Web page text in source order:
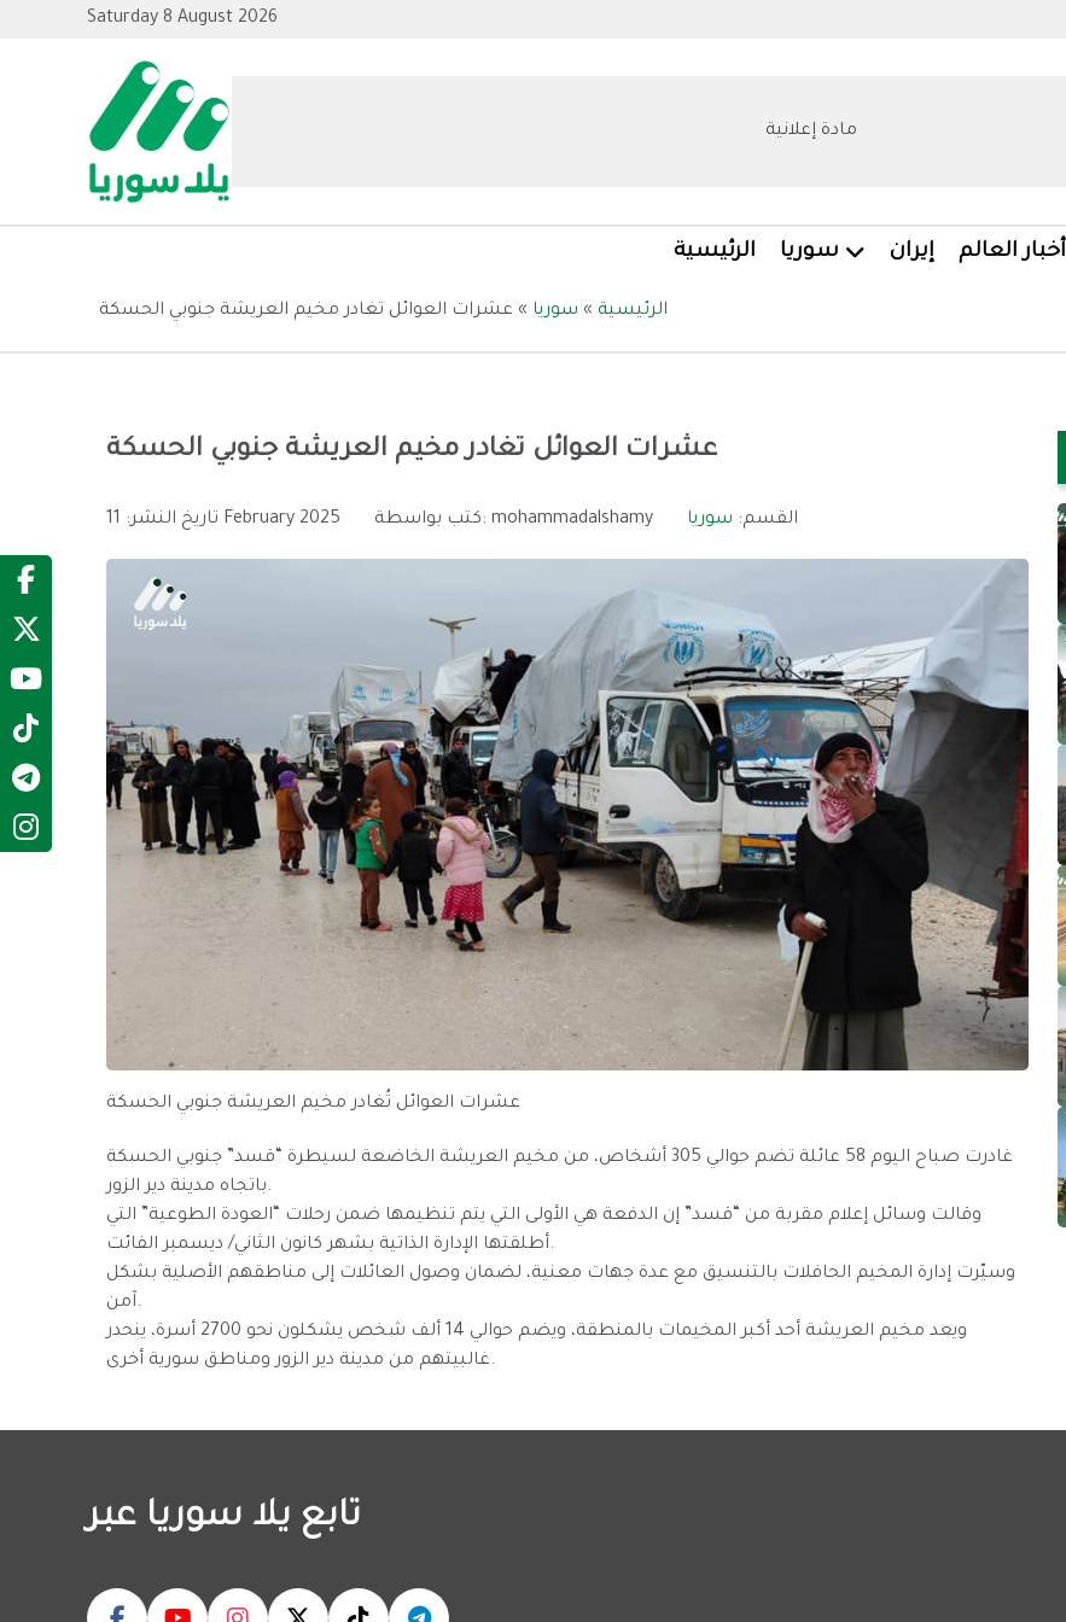
Saturday 8 August 2026
مادة إعلانية
الرئيسية سوريا إيران أخبار العالم
الرئيسية » سوريا » عشرات العوائل تغادر مخيم العريشة جنوبي الحسكة
عشرات العوائل تغادر مخيم العريشة جنوبي الحسكة
تاريخ النشر: 11 February 2025 كتب بواسطة: mohammadalshamy القسم: سوريا
عشرات العوائل تُغادر مخيم العريشة جنوبي الحسكة
غادرت صباح اليوم 58 عائلة تضم حوالي 305 أشخاص، من مخيم العريشة الخاضعة لسيطرة “قسد” جنوبي الحسكة
باتجاه مدينة دير الزور.
وقالت وسائل إعلام مقربة من “قسد” إن الدفعة هي الأولى التي يتم تنظيمها ضمن رحلات “العودة الطوعية” التي
أطلقتها الإدارة الذاتية بشهر كانون الثاني/ ديسمبر الفائت.
وسيّرت إدارة المخيم الحافلات بالتنسيق مع عدة جهات معنية، لضمان وصول العائلات إلى مناطقهم الأصلية بشكل
آمن.
ويعد مخيم العريشة أحد أكبر المخيمات بالمنطقة، ويضم حوالي 14 ألف شخص يشكلون نحو 2700 أسرة، ينحدر
غالبيتهم من مدينة دير الزور ومناطق سورية أخرى.
تابع يلا سوريا عبر